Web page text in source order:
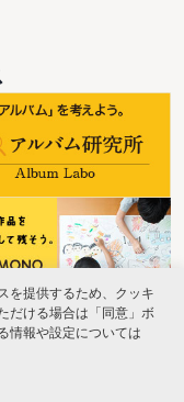
を提供するため、クッキ
だける場合は「同意」ボ
情報や設定については